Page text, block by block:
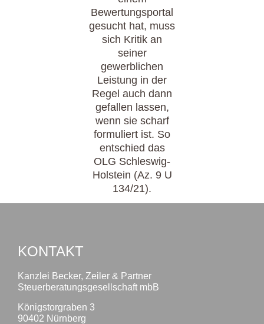
Bewertungsportal
gesucht hat, muss
sich Kritik an
seiner
gewerblichen
Leistung in der
Regel auch dann
gefallen lassen,
wenn sie scharf
formuliert ist. So
entschied das
OLG Schleswig-
Holstein (Az. 9 U
134/21).
KONTAKT
Kanzlei Becker, Zeiler & Partner
Steuerberatungsgesellschaft mbB
Königstorgraben 3
90402 Nürnberg